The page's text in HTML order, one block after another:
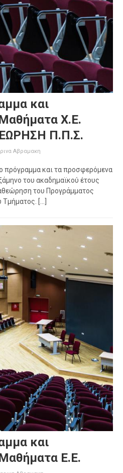
και
Χ.Ε.
Π.Π.Σ.
Αβραμακη
πρόγραμμα και τα προσφερόμενα
του ακαδημαϊκού έτους
του Προγράμματος
[...]
και
Ε.Ε.